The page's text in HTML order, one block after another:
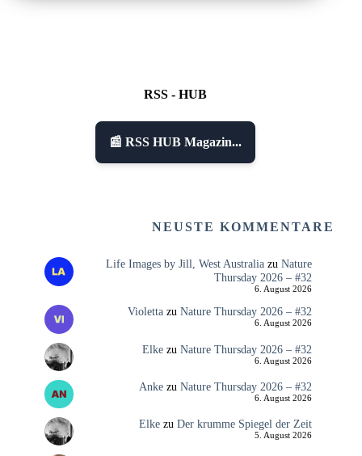
RSS - HUB
📰 RSS HUB Magazin...
NEUSTE KOMMENTARE
Life Images by Jill, West Australiazu Nature
Thursday 2026 – #32
6. August 2026
Violettazu Nature Thursday 2026 – #32
6. August 2026
Elkezu Nature Thursday 2026 – #32
6. August 2026
Ankezu Nature Thursday 2026 – #32
6. August 2026
Elkezu Der krumme Spiegel der Zeit
5. August 2026